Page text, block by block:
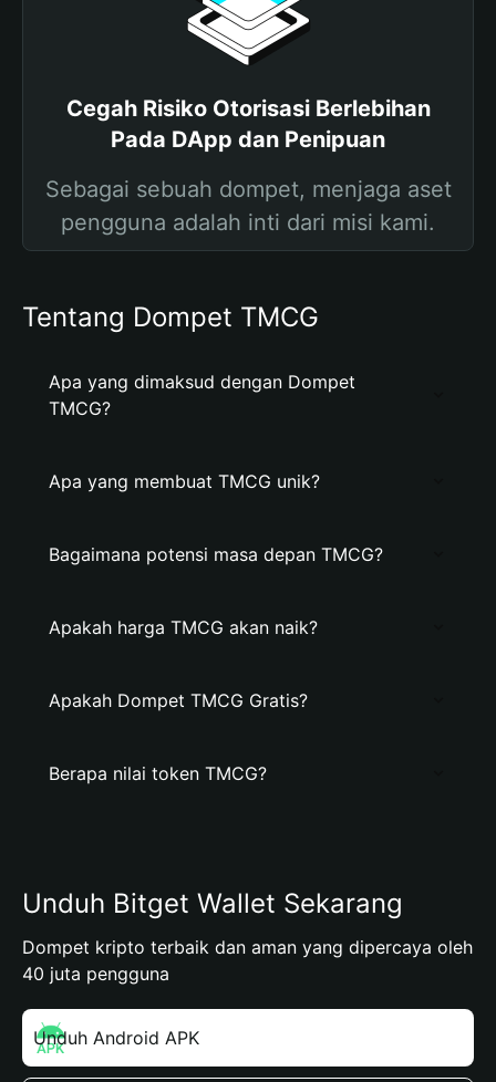
Cegah Risiko Otorisasi Berlebihan
Pada DApp dan Penipuan
Sebagai sebuah dompet, menjaga aset
pengguna adalah inti dari misi kami.
Tentang Dompet TMCG
Apa yang dimaksud dengan Dompet
TMCG?
Apa yang membuat TMCG unik?
Bagaimana potensi masa depan TMCG?
Apakah harga TMCG akan naik?
Apakah Dompet TMCG Gratis?
Berapa nilai token TMCG?
Unduh Bitget Wallet Sekarang
Dompet kripto terbaik dan aman yang dipercaya oleh
40 juta pengguna
Unduh Android APK